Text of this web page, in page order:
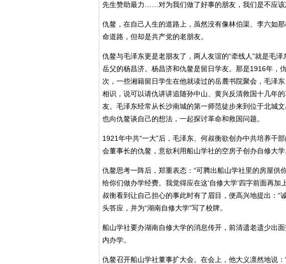
先生赞助最力……对为我们做了好事的朋友，我们是不应
仇鳌，在自己人生的道路上，虽然没有像林伯渠、李六如
命道路，但却是共产党的老朋友。
仇鳌与毛泽东更是老朋友了，两人友谊的“牵线人”就是毛
岳父的杨昌济。杨昌济和仇鳌是留日学友。那是1916年，
次，一些湘籍留日学生在他就读过的岳麓书院聚会，毛泽
相识，说可以请仇讲讲追随孙中山、黄兴反清救国十几年
友。毛泽东经常从长沙南城的第一师范徒步来到位于北城
也向仇鳌谈自己的想法，一起探讨革命和救国问题。
1921年中共“一大”后，毛泽东、何叔衡欲创办中共培养干
会董事长的仇鳌，意欲利用船山学社的空房子创办自修大学
仇鳌思考一阵后，郑重表态：“可腾出船山学社里的房屋供
给你们做办学经费。我觉得应在这‘自修大学’四字前面再加
叔衡看到让自己担心的事此时有了眉目，便高兴地提出：“
头答应，并为“湖南自修大学”写了校牌。
船山学社要办湖南自修大学的消息传开，前清遗老遗少出
内办学。
仇鳌召开船山学社董事扩大会。在会上，他大义凛然地说